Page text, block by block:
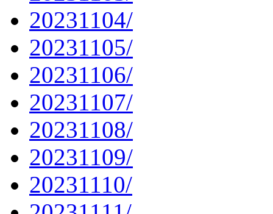
20231104/
20231105/
20231106/
20231107/
20231108/
20231109/
20231110/